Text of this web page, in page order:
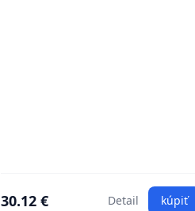
30.12 € Detail kúpiť